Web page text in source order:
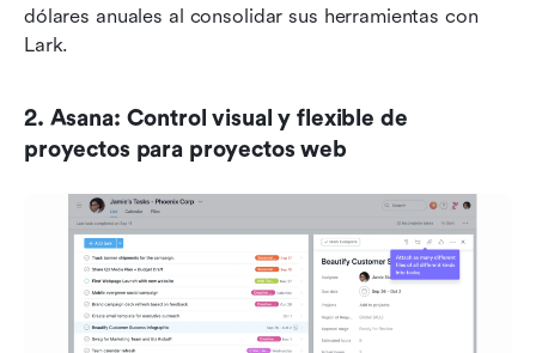
dólares anuales al consolidar sus herramientas con
Lark.
2. Asana: Control visual y flexible de
proyectos para proyectos web